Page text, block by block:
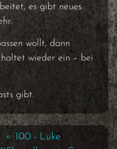
es gibt neues
wollt, dann
wieder ein – bei
gibt.
« 100 - Luke